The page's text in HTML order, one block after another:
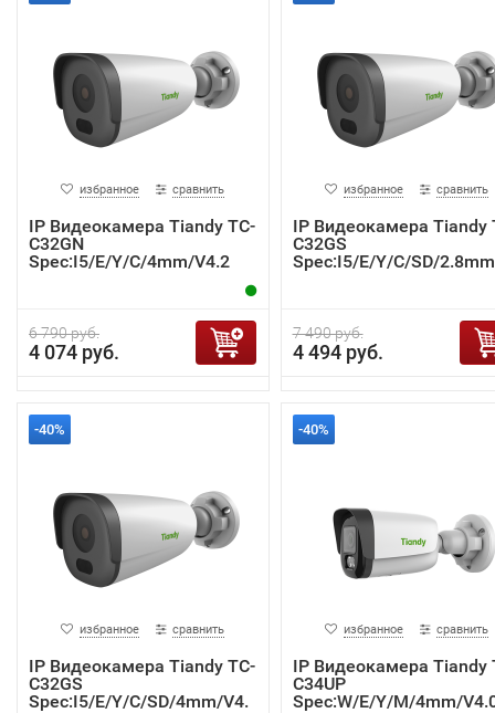
избранное сравнить
IP Видеокамера Tiandy TC-
C32GN
Spec:I5/E/Y/C/4mm/V4.2
6 790 руб.
4 074 руб.
избранное сравнить
IP Видеокамера Tiandy
C32GS
Spec:I5/E/Y/C/SD/
7 490 руб.
4 494 руб.
-40%
избранное сравнить
IP Видеокамера Tiandy TC-
C32GS
Spec:I5/E/Y/C/SD/4mm/V4.
-40%
избранное сравнить
IP Видеокамера Tiandy
C34UP
Spec:W/E/Y/M/4mm/